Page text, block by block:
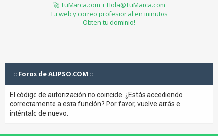
🚀 TuMarca.com + Hola@TuMarca.com
Tu web y correo profesional en minutos
Obten tu dominio!
:: Foros de ALIPSO.COM ::
El código de autorización no coincide. ¿Estás accediendo
correctamente a esta función? Por favor, vuelve atrás e
inténtalo de nuevo.